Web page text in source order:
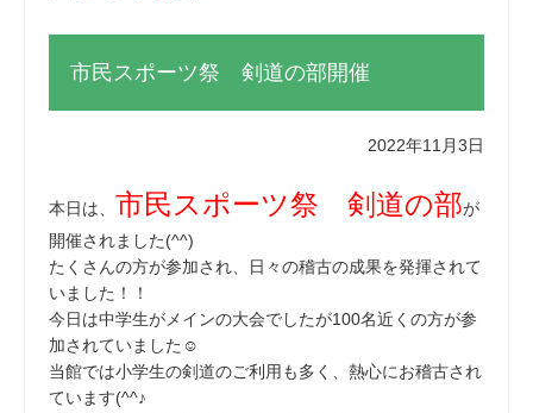
市民スポーツ祭 剣道の部開催
2022年11月3日
本日は、 市民スポーツ祭 剣道の部が
開催されました(^^)
たくさんの方が参加され、日々の稽古の成果を発揮されて
いました！！
今日は中学生がメインの大会でしたが100名近くの方が参
加されていました☺
当館では小学生の剣道のご利用も多く、熱心にお稽古され
ています(^^♪